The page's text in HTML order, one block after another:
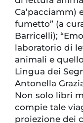
Ca’pacciamm)
fumetto” (a
Barricelli);
laboratorio di
animali e
Lingua dei
Antonella
Non solo libri
compie tale
proiezione dei